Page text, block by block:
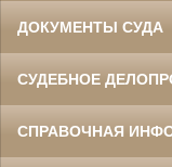
ДОКУМЕНТЫ СУДА
СУДЕБНОЕ
СПРАВОЧНАЯ